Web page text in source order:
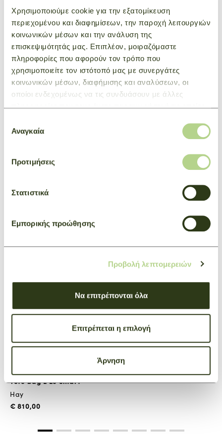
Χρησιμοποιούμε cookie για την εξατομίκευση
περιεχομένου και διαφημίσεων, την παροχή λειτουργιών
κοινωνικών μέσων και την ανάλυση της
επισκεψιμότητάς μας. Επιπλέον, μοιραζόμαστε
πληροφορίες που αφορούν τον τρόπο που
χρησιμοποιείτε τον ιστότοπό μας με συνεργάτες
κοινωνικών μέσων, διαφήμισης και αναλύσεων, οι
οποίοι ενδεχομένως να τις συνδυάσουν με άλλες
πληροφορίες που τους έχετε παραχωρήσει ή τις οποίες
των υπηρεσιών τους.
συγκατάθεσης
Αναγκαία
Προτιμήσεις
Στατιστικά
Εμπορικής προώθησης
Προβολή λεπτομερειών
Να επιτρέπονται όλα
Επιτρέπεται η επιλογή
Άρνηση
Μέσα από την αυτοσχέδια κομψότητα, η Le PLIAGE XTRA
είναι ευέλικτη, διασκεδαστική και βρίσκει φυσικά τη θέση
της στην γκαρνταρόμπα σας. Η διακριτική μοντέρνα
γραμμή της φέρνει δυναμισμό και ανακούφιση στην
καθημερινή ζωή στην πόλη.
ΜΠΟΡΕΙ ΕΠΙΣΗΣ ΝΑ ΣΑΣ
ΕΝΔΙΑΦΕΡΕΙ
NEW
Tote bag L Le Smart
Hay
€ 810,00